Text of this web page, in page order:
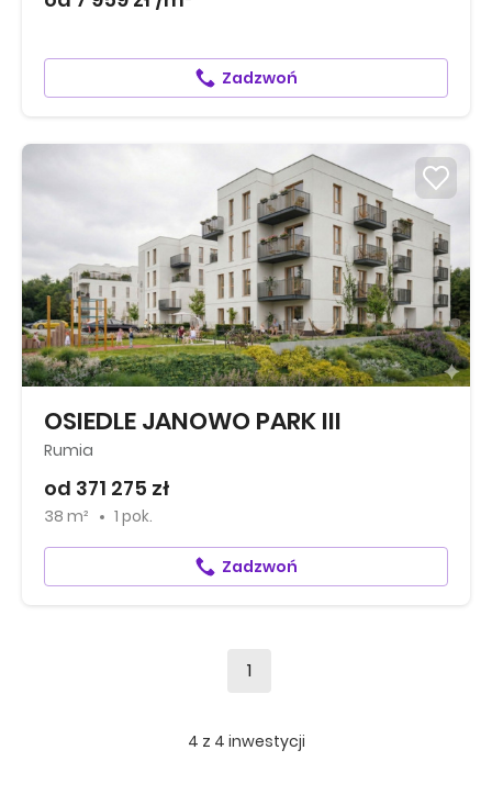
Zadzwoń
OSIEDLE JANOWO PARK III
Rumia
od 371 275 zł
38 m² 1 pok.
Zadzwoń
1
4 z 4 inwestycji